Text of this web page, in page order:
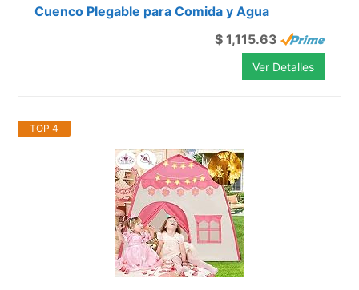
Cuenco Plegable para Comida y Agua
$ 1,115.63
Ver Detalles
TOP 4